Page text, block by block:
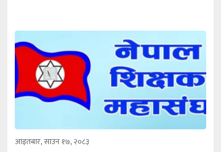
आइतबार, साउन १७, २०८३